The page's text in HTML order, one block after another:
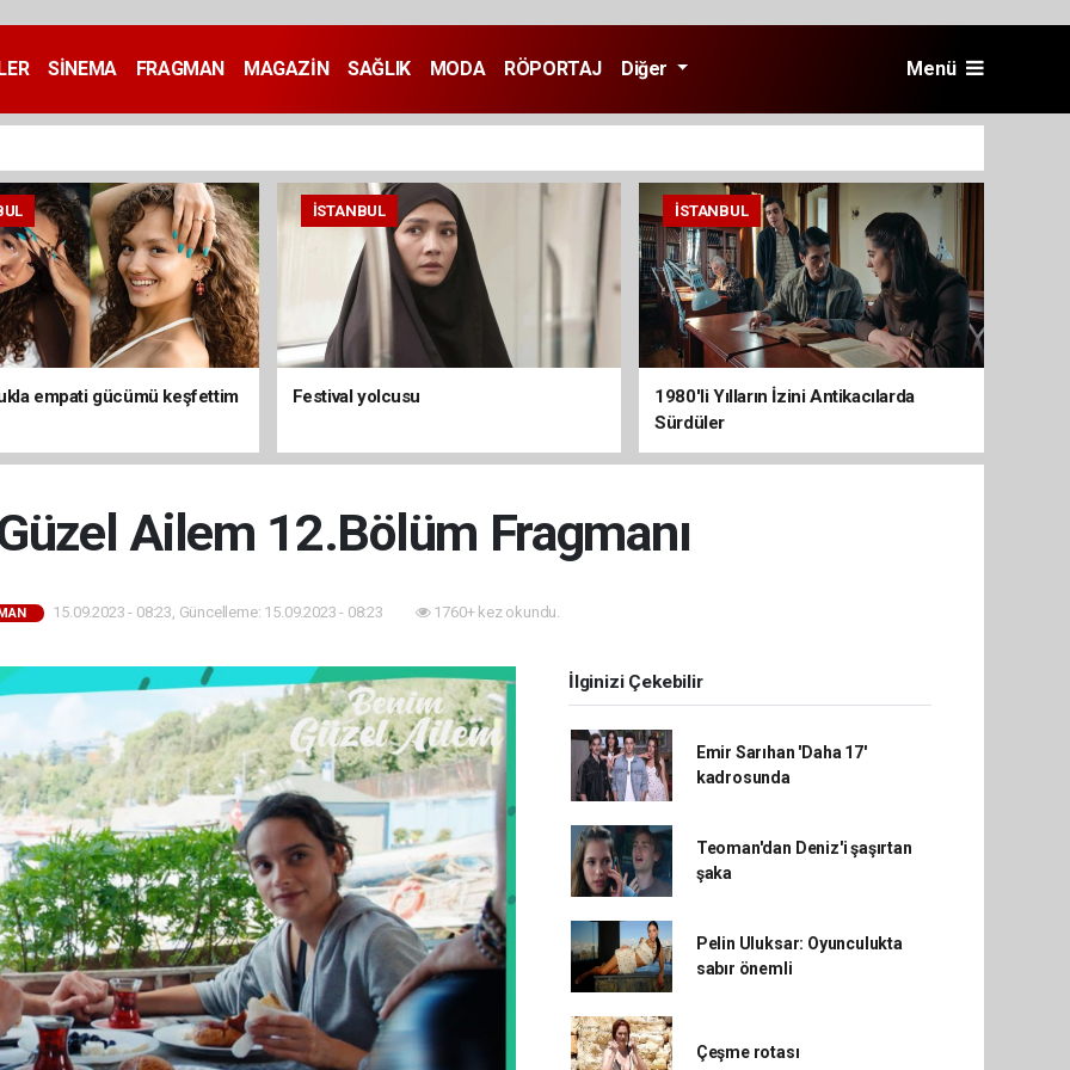
SİNEMA FRAGMAN MAGAZİN SAĞLIK MODA RÖPORTAJ Diğer Menü
empati gücümü keşfettim
İSTANBUL
Festival yolcusu
İSTANBUL
1980'li Yılların İzini Antikacılarda
Sürdüler
Ailem 12.Bölüm Fragmanı
15.09.2023 - 08:23, Güncelleme: 15.09.2023 - 08:23 1760+ kez okundu.
İlginizi Çekebilir
Emir Sarıhan 'Daha 17'
kadrosunda
Teoman'dan Deniz'i şaşırtan
şaka
Pelin Uluksar: Oyunculukta
sabır önemli
Çeşme rotası